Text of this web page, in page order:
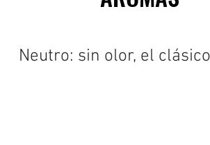
Neutro: sin olor, el